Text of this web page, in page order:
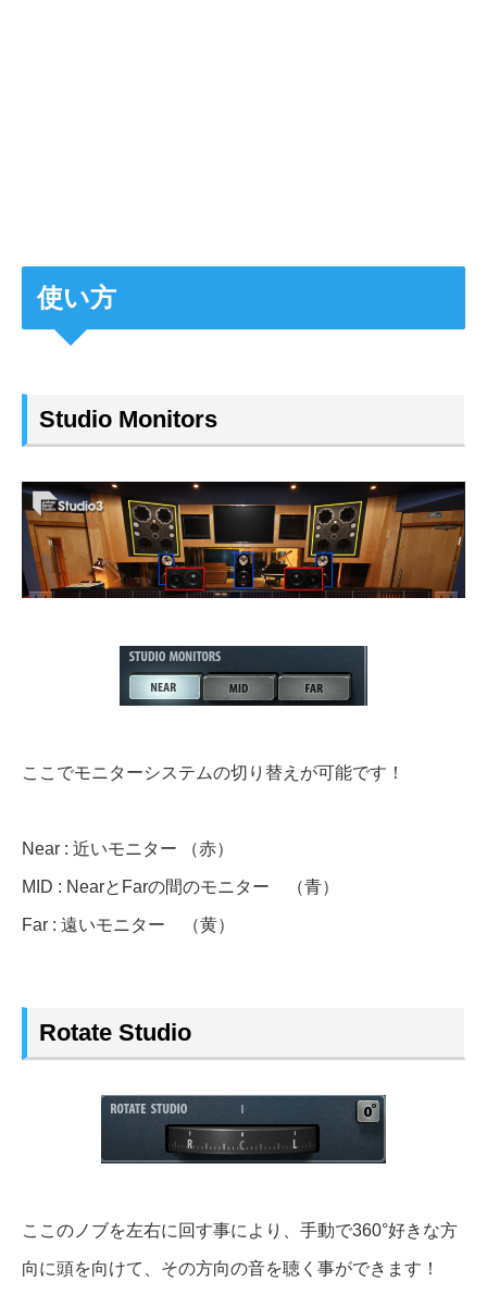
使い方
Studio Monitors
ここでモニターシステムの切り替えが可能です！
Near : 近いモニター （赤）
MID : NearとFarの間のモニター （青）
Far : 遠いモニター （黄）
Rotate Studio
ここのノブを左右に回す事により、手動で360°好きな方
向に頭を向けて、その方向の音を聴く事ができます！